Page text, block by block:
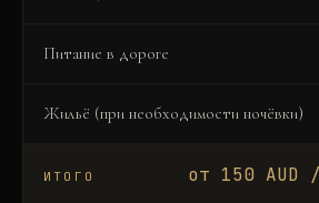
Питание в дороге
Жильё (при необходимости ночёвки)
ИТОГО от 150 AUD